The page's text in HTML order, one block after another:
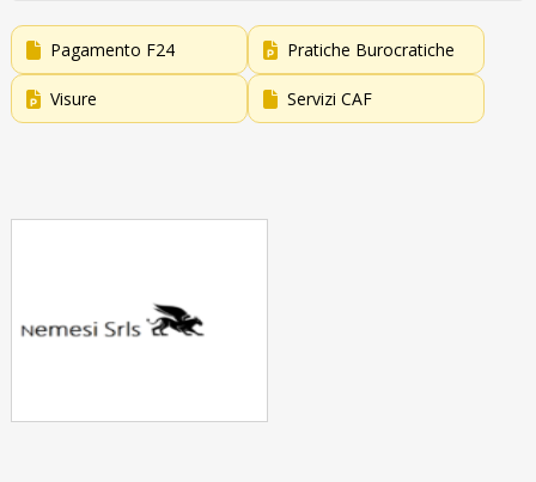
Pagamento F24 Pratiche Burocratiche
Visure Servizi CAF